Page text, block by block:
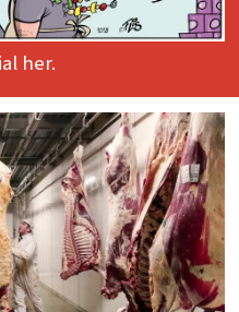
her.